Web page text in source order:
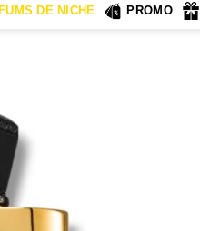
DE NICHE PROMO